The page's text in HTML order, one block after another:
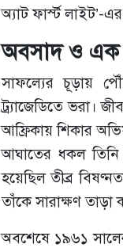
অ্যাট ফার্স্ট
অবসাদ ও এক
সাফল্যের চূড়ায়
ট্র্যাজেডিতে ভরা।
আফ্রিকায় শিকার
আঘাতের ধকল তিনি
হয়েছিল তীব্র
তাঁকে সারাক্ষণ তাড়া
অবশেষে ১৯৬১